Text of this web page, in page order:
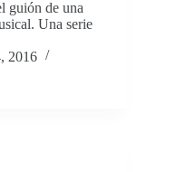
guión de una
Una serie
2016